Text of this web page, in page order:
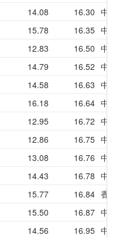
14.08 16.30 中
15.78 16.35 中
12.83 16.50 中
14.79 16.52 中
14.58 16.63 中
16.18 16.64 中
12.95 16.72 中
12.86 16.75 中
13.08 16.76 中
14.43 16.78 中
15.77 16.84 香
15.50 16.87 中
14.56 16.95 中